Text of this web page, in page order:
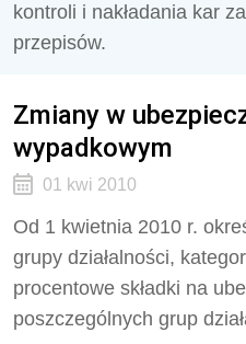
kontroli i nakładania kar
przepisów.
Zmiany w
wypadkowym
01 kwi 2010
Od 1 kwietnia 2010 r.
grupy działalności,
procentowe składki na
poszczególnych grup